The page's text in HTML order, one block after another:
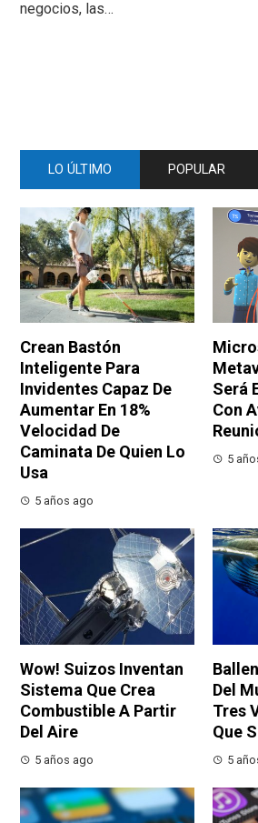
negocios, las…
LO ÚLTIMO POPULAR
Crean Bastón
Inteligente Para
Invidentes Capaz De
Aumentar En 18%
Velocidad De
Caminata De Quien Lo
Usa
5 años ago
Será
Con
5
Wow! Suizos Inventan
Sistema Que Crea
Combustible A Partir
Del Aire
5 años ago
Del
Tres
Que
5